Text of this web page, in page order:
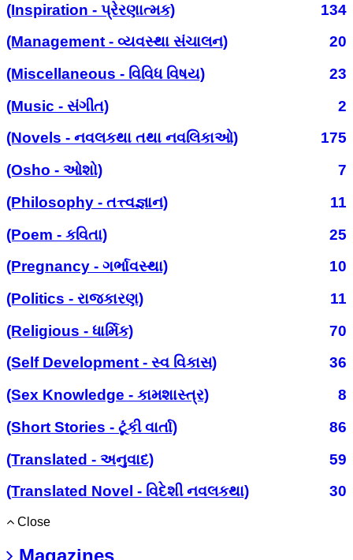
(Inspiration - પ્રેરણાત્મક)
134
(Management - વ્યવસ્થા સંચાલન)
20
(Miscellaneous - વિવિધ વિષય)
23
(Music - સંગીત)
2
(Novels - નવલકથા તથા નવલિકાઓ)
175
(Osho - ઓશો)
7
(Philosophy - તત્ત્વજ્ઞાન)
11
(Poem - કવિતા)
25
(Pregnancy - ગર્ભાવસ્થા)
10
(Politics - રાજકારણ)
11
(Religious - ધાર્મિક)
70
(Self Development - સ્વ વિકાસ)
36
(Sex Knowledge - કામશાસ્ત્ર)
8
(Short Stories - ટૂંકી વાર્તા)
86
(Translated - અનુવાદ)
59
(Translated Novel - વિદેશી નવલકથા)
30
Close
Magazines